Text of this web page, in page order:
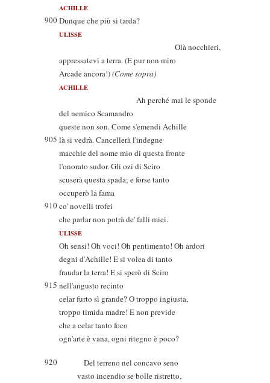
ACHILLE
900Dunque che più si tarda?
ULISSE
Olà nocchieri,
appressatevi a terra. (E pur non miro
Arcade ancora!)(Come sopra)
ACHILLE
Ah perché mai le sponde
del nemico Scamandro
queste non son. Come s'emendi Achille
905 là si vedrà. Cancellerà l'indegne
macchie del nome mio di questa fronte
l'onorato sudor. Gli ozi di Sciro
scuserà questa spada; e forse tanto
occuperò la fama
910co' novelli trofei
che parlar non potrà de' falli miei.
ULISSE
Oh sensi! Oh voci! Oh pentimento! Oh ardori
degni d'Achille! E si volea di tanto
fraudar la terra! E si sperò di Sciro
915 nell'angusto recinto
celar furto sì grande? O troppo ingiusta,
troppo timida madre! E non previde
che a celar tanto foco
ogn'arte è vana, ogni ritegno è poco?
920
Del terreno nel concavo seno
vasto incendio se bolle ristretto,